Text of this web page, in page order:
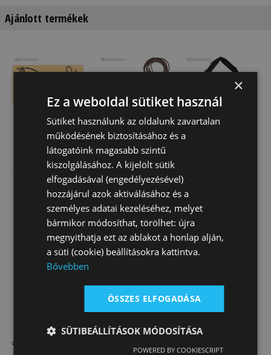
Ajánlott termékek
Kiképzőszár
Elasztikus
5 200 Ft
Segédszár Bőr
9 320 Ft
×
Ez a weboldal sütiket használ
Sütiket használunk az oldalunk zavartalan
működésének biztosításához és a
látogatóink magasabb szintű
kiszolgálásához. A kijelölt sütik
elfogadásával (engedélyezésével)
hozzájárul azok aktiválásához és a
személyes adatai kezeléséhez, melyet
bármikor módosíthat, törölhet: újra
megnyithatja ezt az ablakot a honlap alján,
a süti (cookie) beállításokra kattintva.
Bővebben
ÖSSZES ELFOGADÁSA
SÜTIBEÁLLÍTÁSOK MÓDOSÍTÁSA
POWERED BY COOKIESCRIPT